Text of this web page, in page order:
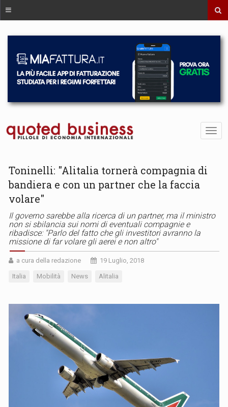
Toninelli: "Alitalia tornerà compagnia di
bandiera e con un partner che la faccia
volare"
Il governo sarebbe alla ricerca di un partner, ma il ministro
non si sbilancia sui nomi di eventuali compagnie e
ribadisce: "Parlo del fatto che gli investitori avranno la
missione di far volare gli aerei e non altro"
a cura della redazione 19 Luglio, 2018
Italia Mobilità News Alitalia